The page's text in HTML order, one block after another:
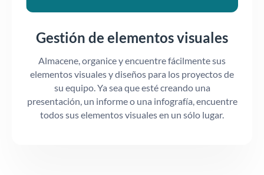
Gestión de elementos visuales
Almacene, organice y encuentre fácilmente sus
elementos visuales y diseños para los proyectos de
su equipo. Ya sea que esté creando una
presentación, un informe o una infografía, encuentre
todos sus elementos visuales en un sólo lugar.